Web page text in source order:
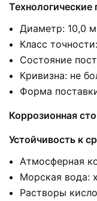
Диаметр: 10,0
Класс
Состояние
Кривизна: не
Форма
Коррозионная
Устойчивость к
Атмосферная
Морская вода:
Растворы